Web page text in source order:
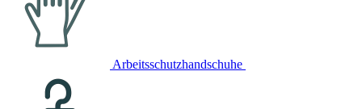
Arbeitsschutzhandschuhe